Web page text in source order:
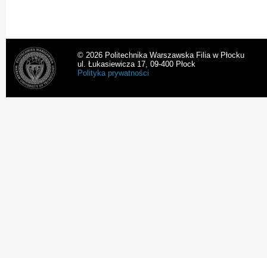
© 2026 Politechnika Warszawska Filia w Płocku
ul. Łukasiewicza 17, 09-400 Płock
Polityka prywatności